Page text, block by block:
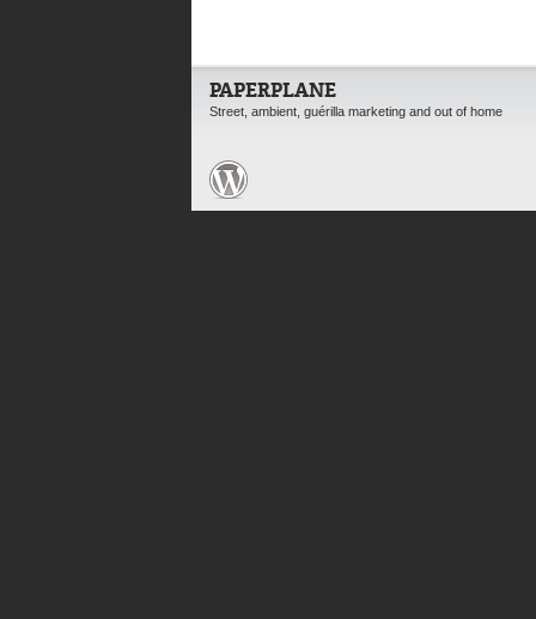
PAPERPLANE
Street, ambient, guérilla marketing and out of home